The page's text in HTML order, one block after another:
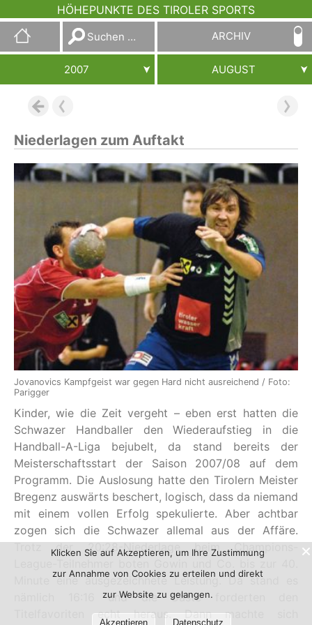
HÖHEPUNKTE DES TIROLER SPORTS
Suchen
nach:
ARCHIV
2007 AUGUST
Niederlagen zum Auftakt
Jovanovics Kampfgeist war gegen Hard nicht ausreichend / Foto:
Parigger
Kinder, wie die Zeit vergeht – eben erst hatten die
Schwazer Handballer den Wiederaufstieg in die
Handball-A-Liga bejubelt, da stand bereits der
Meisterschaftsstart der Saison 2007/08 auf dem
Programm. Die Auslosung hatte den Tirolern Meister
Bregenz auswärts beschert, logisch, dass da niemand
mit einem vollen Erfolg spekulierte. Aber achtbar
zogen sich die Schwazer allemal aus der Affäre.
Trotz der 20:28-Niederlage beim Champions-
Minute eine ausgezeichnete Leistung. Da stand es
nämlich 16:16 und die Gäste forderten den
Titelfavoriten echt heraus. Dann machte sich
Klicken Sie auf Akzeptieren, um Ihre Zustimmung
zur Annahme von Cookies zu erteilen und direkt
zur Website zu gelangen.
Akzeptieren Datenschutz